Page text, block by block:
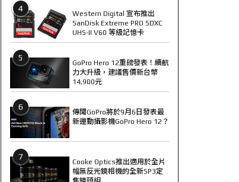
4
Western Digital 宣布推出
SanDisk Extreme PRO SDXC
UHS-II V60 等級記憶卡
5
GoPro Hero 12重磅發表！續航
力大升級，建議售價新台幣
14,900元
6
傳聞GoPro將於9月6日發表最
新運動攝影機GoPro Hero 12？
7
Cooke Optics推出適用於全片
幅無反光鏡相機的全新SP3定